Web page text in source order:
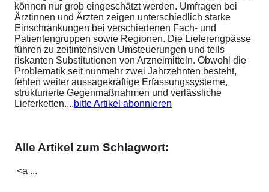
können nur grob eingeschätzt werden. Umfragen bei
Ärztinnen und Ärzten zeigen unterschiedlich starke
Einschränkungen bei verschiedenen Fach- und
Patientengruppen sowie Regionen. Die Lieferengpässe
führen zu zeitintensiven Umsteuerungen und teils
riskanten Substitutionen von Arzneimitteln. Obwohl die
Problematik seit nunmehr zwei Jahrzehnten besteht,
fehlen weiter aussagekräftige Erfassungssysteme,
strukturierte Gegenmaßnahmen und verlässliche
Lieferketten....bitte Artikel abonnieren
Alle Artikel zum Schlagwort:
<a ...